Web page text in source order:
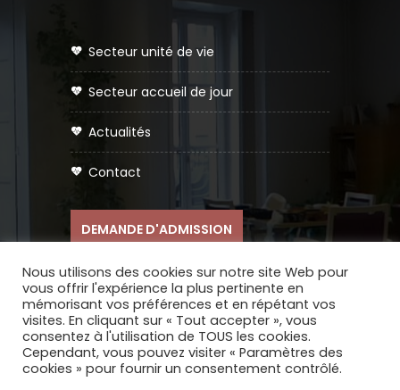
secteur unité de vie
secteur accueil de jour
actualités
contact
DEMANDE D'ADMISSION
Réalisation du site internet :COQPIT -
Agence Digitale|Mentions légales
Nous utilisons des cookies sur notre site Web pour
vous offrir l'expérience la plus pertinente en
mémorisant vos préférences et en répétant vos
visites. En cliquant sur « Tout accepter », vous
consentez à l'utilisation de TOUS les cookies.
Cependant, vous pouvez visiter « Paramètres des
cookies » pour fournir un consentement contrôlé.